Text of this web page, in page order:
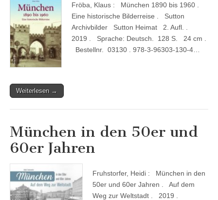
Fröba, Klaus : München 1890 bis 1960 .
Eine historische Bilderreise . Sutton
Archivbilder Sutton Heimat 2. Aufl. .
2019 . Sprache: Deutsch. 128 S. 24 cm .
Bestellnr. 03130 . 978-3-96303-130-4…
Weiterlesen →
München in den 50er und
60er Jahren
Fruhstorfer, Heidi : München in den
50er und 60er Jahren . Auf dem
Weg zur Weltstadt . 2019 .